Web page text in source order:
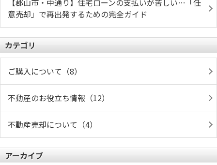
【郡山市・中通り】住宅ローンの支払いが苦しい…「任
意売却」で再出発するための完全ガイド
カテゴリ
ご購入について（8）
不動産のお役立ち情報（12）
不動産売却について（4）
アーカイブ